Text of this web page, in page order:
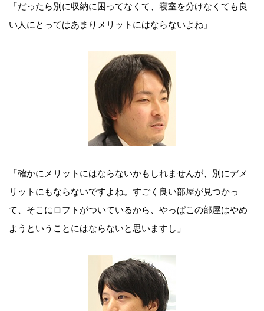
「だったら別に収納に困ってなくて、寝室を分けなくても良
い人にとってはあまりメリットにはならないよね」
「確かにメリットにはならないかもしれませんが、別にデメ
リットにもならないですよね。すごく良い部屋が見つかっ
て、そこにロフトがついているから、やっぱこの部屋はやめ
ようということにはならないと思いますし」